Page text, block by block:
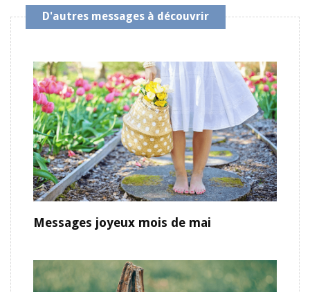
D'autres messages à découvrir
Messages joyeux mois de mai